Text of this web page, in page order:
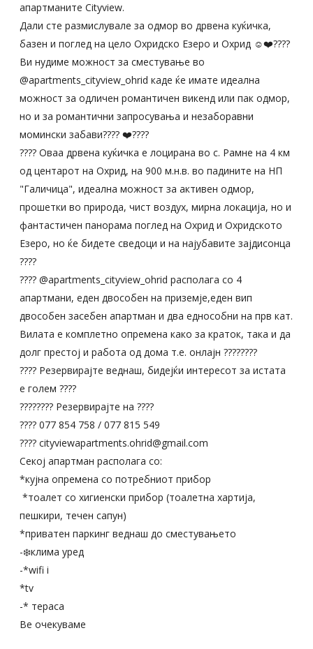
апартманите Cityview.
Дали сте размислувале за одмор во дрвена куќичка,
базен и поглед на цело Охридско Езеро и Охрид ☺️❤️????
Ви нудиме можност за сместување во
@apartments_cityview_ohrid каде ќе имате идеална
можност за одличен романтичен викенд или пак одмор,
но и за романтични запросувања и незаборавни
момински забави???? ❤️????
???? Оваа дрвена куќичка е лоцирана во с. Рамне на 4 км
од центарот на Охрид, на 900 м.н.в. во падините на НП
"Галичица", идеална можност за активен одмор,
прошетки во природа, чист воздух, мирна локација, но и
фантастичен панорама поглед на Охрид и Охридското
Езеро, но ќе бидете сведоци и на најубавите зајдисонца
????
???? @apartments_cityview_ohrid располага со 4
апартмани, еден двособен на приземје,еден вип
двособен засебен апартман и два еднособни на прв кат.
Вилата е комплетно опремена како за краток, така и да
долг престој и работа од дома т.е. онлајн ????‍????
???? Резервирајте веднаш, бидејќи интересот за истата
е голем ????
????‍???? Резервирајте на ????
???? 077 854 758 / 077 815 549
???? cityviewapartments.ohrid@gmail.com
Секој апартман располага со:
*кујна опремена со потребниот прибор
*тоалет со хигиенски прибор (тоалетна хартија,
пешкири, течен сапун)
*приватен паркинг веднаш до сместувањето
-❄️клима уред
-*wifi i
*tv
-* тераса
Ве очекуваме